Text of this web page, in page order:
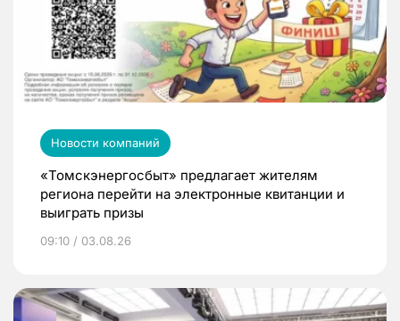
Новости компаний
«Томскэнергосбыт» предлагает жителям
региона перейти на электронные квитанции и
выиграть призы
09:10 / 03.08.26